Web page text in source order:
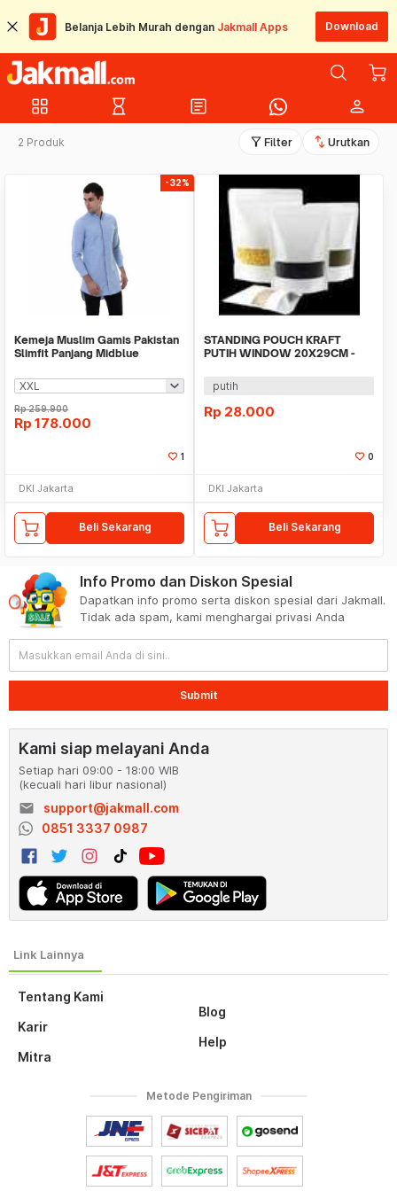
Belanja Lebih Murah dengan Jakmall Apps Download
grid_view hourglass_empty article person
2 Produk filter_alt Filter swap_vert Urutkan
-32%
Kemeja Muslim Gamis Pakistan
Slimfit Panjang Midblue
Rp259.900
Rp 178.000
1
DKI Jakarta
Beli Sekarang
STANDING POUCH KRAFT
PUTIH WINDOW 20X29CM -
putih
Rp 28.000
0
DKI Jakarta
Beli Sekarang
Tentang Kami
Karir
Mitra
Blog
Help
Info Promo dan Diskon Spesial
Dapatkan info promo serta diskon spesial dari Jakmall.
Tidak ada spam, kami menghargai privasi Anda
Submit
Kami siap melayani Anda
Setiap hari 09:00 - 18:00 WIB
(kecuali hari libur nasional)
email
support@jakmall.com
0851 3337 0987
Metode Pengiriman